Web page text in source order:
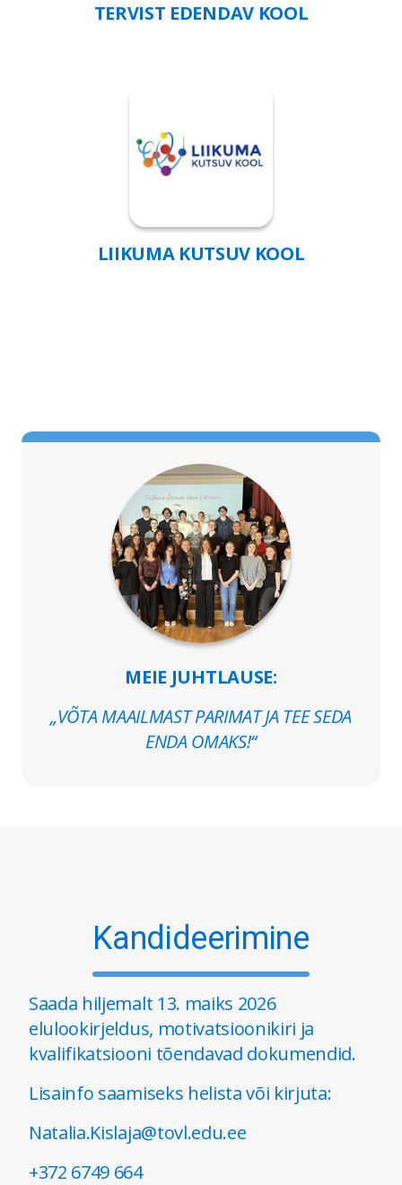
TERVIST EDENDAV KOOL
LIIKUMA KUTSUV KOOL
MEIE JUHTLAUSE:
„VÕTA MAAILMAST PARIMAT JA TEE SEDA
ENDA OMAKS!“
Kandideerimine
Saada hiljemalt 13. maiks 2026
elulookirjeldus, motivatsioonikiri ja
kvalifikatsiooni tõendavad dokumendid.
Lisainfo saamiseks helista või kirjuta:
Natalia.Kislaja@tovl.edu.ee
+372 6749 664